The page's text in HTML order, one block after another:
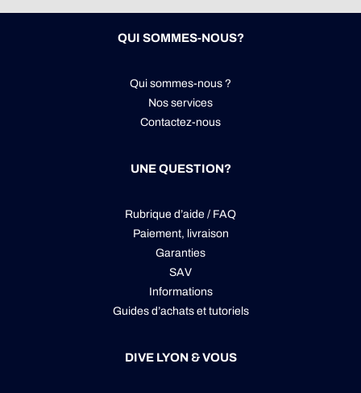
QUI SOMMES-NOUS?
Qui sommes-nous ?
Nos services
Contactez-nous
UNE QUESTION?
Rubrique d’aide / FAQ
Paiement, livraison
Garanties
SAV
Informations
Guides d’achats et tutoriels
DIVE LYON & VOUS